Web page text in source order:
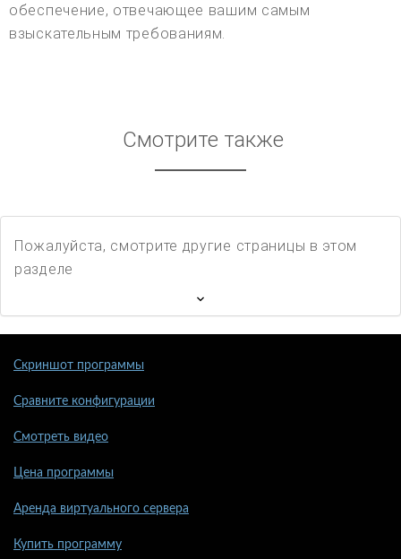
обеспечение, отвечающее вашим самым
взыскательным требованиям.
Смотрите также
Пожалуйста, смотрите другие страницы в этом
разделе
Скриншот программы
Сравните конфигурации
Смотреть видео
Цена программы
Аренда виртуального сервера
Купить программу